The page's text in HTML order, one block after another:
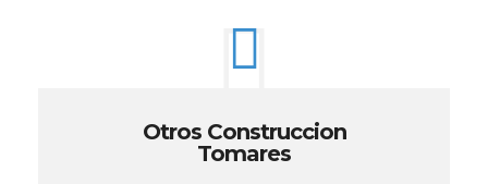
Otros Construccion
Tomares